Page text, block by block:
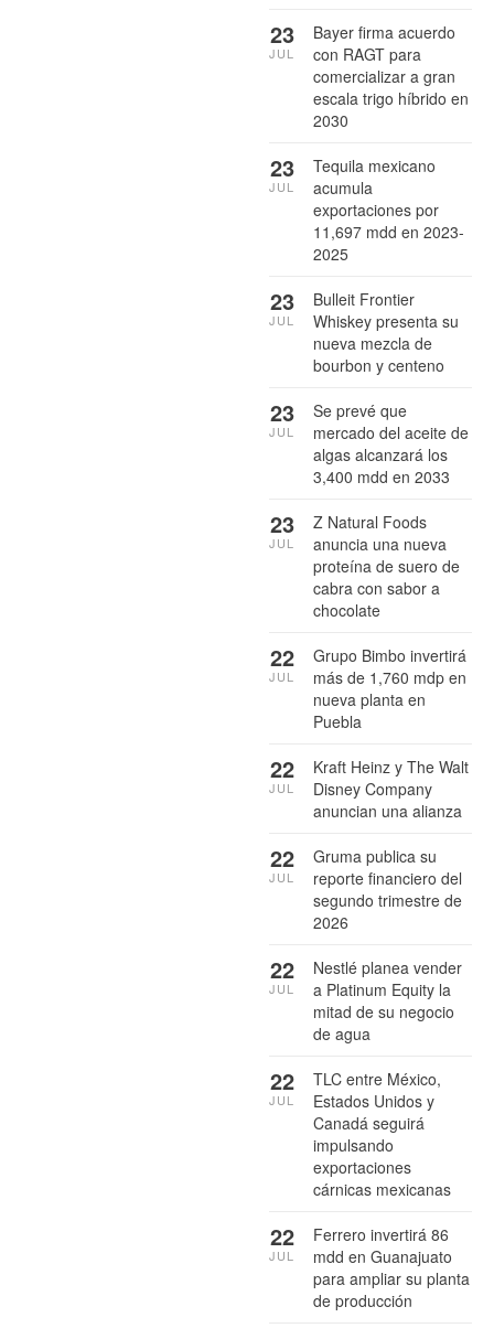
Bayer firma acuerdo
con RAGT para
comercializar a gran
escala trigo híbrido en
2030
23
JUL
Tequila mexicano
acumula
exportaciones por
11,697 mdd en 2023-
2025
23
JUL
Bulleit Frontier
Whiskey presenta su
nueva mezcla de
bourbon y centeno
23
JUL
Se prevé que
mercado del aceite de
algas alcanzará los
3,400 mdd en 2033
23
JUL
Z Natural Foods
anuncia una nueva
proteína de suero de
cabra con sabor a
chocolate
23
JUL
Grupo Bimbo invertirá
más de 1,760 mdp en
nueva planta en
Puebla
22
JUL
Kraft Heinz y The Walt
Disney Company
anuncian una alianza
22
JUL
Gruma publica su
reporte financiero del
segundo trimestre de
2026
22
JUL
Nestlé planea vender
a Platinum Equity la
mitad de su negocio
de agua
22
JUL
TLC entre México,
Estados Unidos y
Canadá seguirá
impulsando
exportaciones
cárnicas mexicanas
22
JUL
Ferrero invertirá 86
mdd en Guanajuato
para ampliar su planta
de producción
22
JUL